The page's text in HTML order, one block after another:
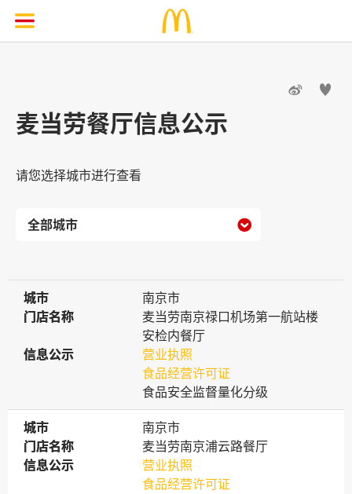
 
麦当劳餐厅信息公示
请您选择城市进行查看

城市
城市
南京市
门店名称
门店名称
麦当劳南京禄口机场第一航站楼
安检内餐厅
信息公示
信息公示
营业执照
食品经营许可证
食品安全监督量化分级
城市
城市
南京市
门店名称
门店名称
麦当劳南京浦云路餐厅
信息公示
信息公示
营业执照
食品经营许可证